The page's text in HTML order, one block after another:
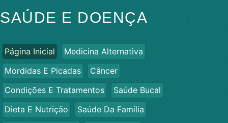
SAÚDE E DOENÇA
Página Inicial
Medicina Alternativa
Mordidas E Picadas
Câncer
Condições E Tratamentos
Saúde Bucal
Dieta E Nutrição
Saúde Da Família